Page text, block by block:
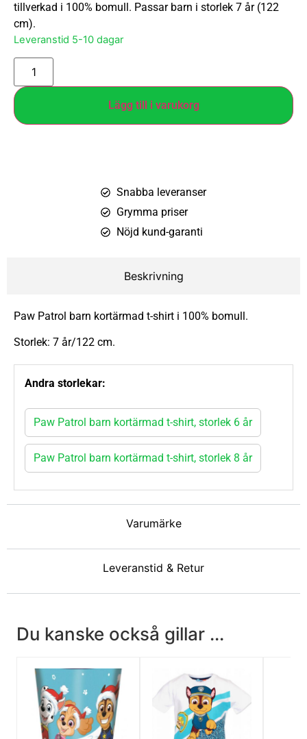
tillverkad i 100% bomull. Passar barn i storlek 7 år (122
cm).
Leveranstid 5-10 dagar
Lägg till i varukorg
Snabba leveranser
Grymma priser
Nöjd kund-garanti
Beskrivning
Varumärke
Leveranstid & Retur
Paw Patrol barn kortärmad t-shirt i 100% bomull.
Storlek: 7 år/122 cm.
Andra storlekar:
Paw Patrol barn kortärmad t-shirt, storlek 6 år
Paw Patrol barn kortärmad t-shirt, storlek 8 år
Du kanske också gillar ...